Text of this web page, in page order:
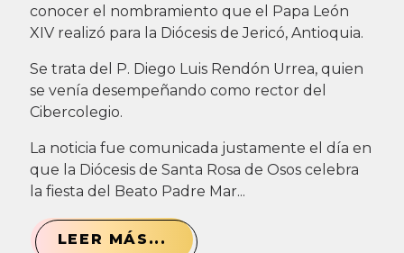
conocer el nombramiento que el Papa León
XIV realizó para la Diócesis de Jericó, Antioquia.
Se trata del P. Diego Luis Rendón Urrea, quien
se venía desempeñando como rector del
Cibercolegio.
La noticia fue comunicada justamente el día en
que la Diócesis de Santa Rosa de Osos celebra
la fiesta del Beato Padre Mar...
LEER MÁS...